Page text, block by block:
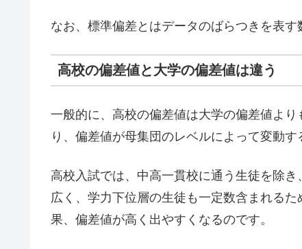
なお、標準偏差とはデータのばらつきを表す
高校の偏差値と大学の偏差値は違う
一般的に、高校の偏差値は大学の偏差値よ
り、偏差値が母集団のレベルによって変動す
高校入試では、中高一貫校に通う生徒を除
広く、学力下位層の生徒も一定数含まれる
果、偏差値が高く出やすくなるのです。